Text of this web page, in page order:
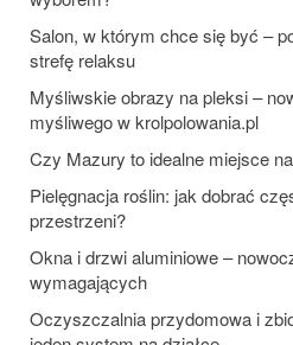
Salon, w którym chce się być –
strefę relaksu
Myśliwskie obrazy na pleksi –
myśliwego w krolpolowania.pl
Czy Mazury to idealne miejsce
Pielęgnacja roślin: jak dobrać
przestrzeni?
Okna i drzwi aluminiowe –
wymagających
Oczyszczalnia przydomowa i